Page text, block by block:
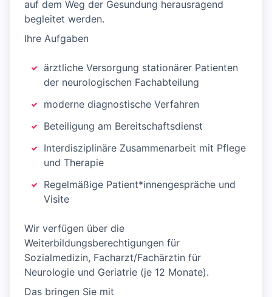
auf dem Weg der Gesundung herausragend
begleitet werden.
Ihre Aufgaben
ärztliche Versorgung stationärer Patienten
der neurologischen Fachabteilung
moderne diagnostische Verfahren
Beteiligung am Bereitschaftsdienst
Interdisziplinäre Zusammenarbeit mit Pflege
und Therapie
Regelmäßige Patient*innengespräche und
Visite
Wir verfügen über die
Weiterbildungsberechtigungen für
Sozialmedizin, Facharzt/Fachärztin für
Neurologie und Geriatrie (je 12 Monate).
Das bringen Sie mit